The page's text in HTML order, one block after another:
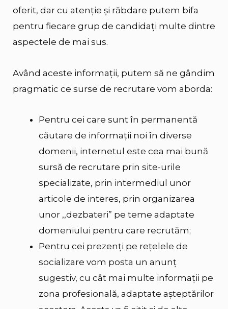
oferit, dar cu atenție și răbdare putem bifa
pentru fiecare grup de candidați multe dintre
aspectele de mai sus.
Având aceste informații, putem să ne gândim
pragmatic ce surse de recrutare vom aborda:
Pentru cei care sunt în permanentă
căutare de informații noi în diverse
domenii, internetul este cea mai bună
sursă de recrutare prin site-urile
specializate, prin intermediul unor
articole de interes, prin organizarea
unor ,,dezbateri” pe teme adaptate
domeniului pentru care recrutăm;
Pentru cei prezenți pe rețelele de
socializare vom posta un anunț
sugestiv, cu cât mai multe informații pe
zona profesională, adaptate așteptărilor